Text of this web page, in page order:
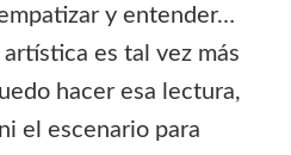
y entender…
es tal vez más
hacer esa lectura,
el escenario para